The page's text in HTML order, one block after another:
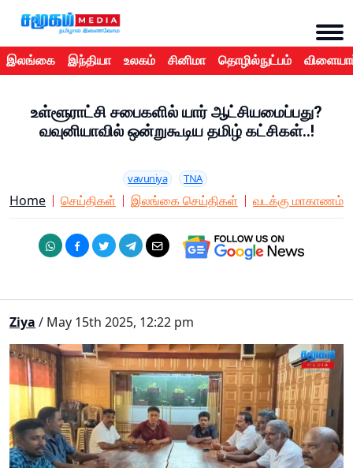
இலங்கை இந்தியா உலகம் சினிமா தொழில்நுட்பம்
உள்ளூராட்சி சபைகளில் யார் ஆட்சியமைப்பது?
வவுனியாவில் ஒன்றுகூடிய தமிழ் கட்சிகள்..!
vavuniya TNA
Home செய்திகள் இலங்கை செய்திகள் வடக்கு மாகாணம்
Ziya / May 15th 2025, 12:22 pm